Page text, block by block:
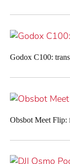
Godox C100:
Obsbot Meet Flip: